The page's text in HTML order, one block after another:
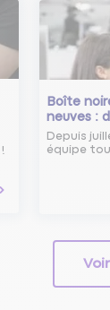
Boîte
neuves :
Depuis
équipe